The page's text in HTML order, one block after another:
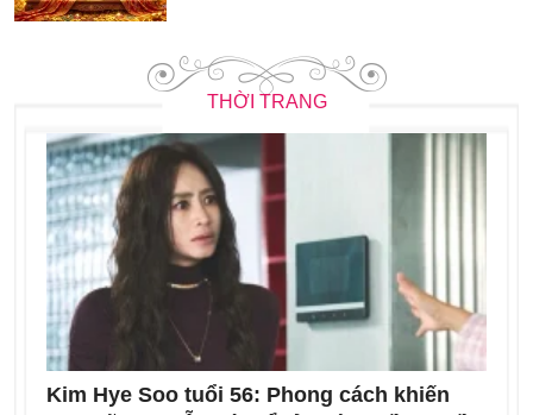
THỜI TRANG
Kim Hye Soo tuổi 56: Phong cách khiến